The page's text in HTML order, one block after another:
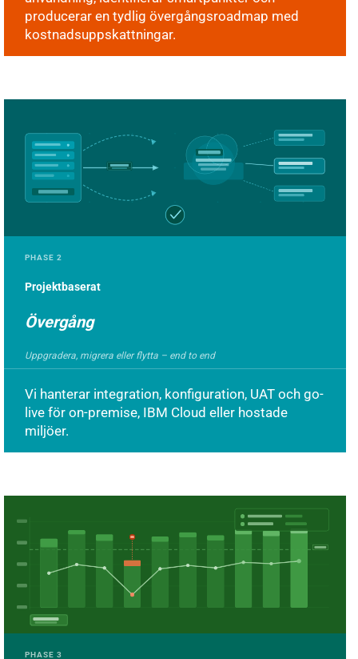
producerar en tydlig övergångsroadmap med
kostnadsuppskattningar.
PHASE 2
Projektbaserat
Övergång
Uppgradera, migrera eller flytta – end to end
Vi hanterar integration, konfiguration, UAT och go-
live för on-premise, IBM Cloud eller hostade
miljöer.
PHASE 3